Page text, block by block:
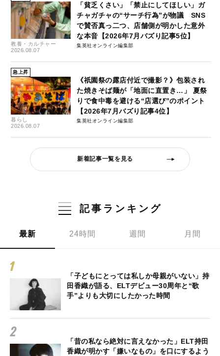
教養・カルチャー
2026.08.07
「貧乏くさい」「禁止にしてほしい」ガ
チャガチャの“サーチ行為”が物議 SNS
で賛否真っ二つ、店舗側が明かした意外
な本音【2026年7月バズり記事5位】
集英社オンライン編集部
急上昇
暮らし
2026.08.07
《祇園祭の露店付近で撮影？》包装され
た焼きそば麺が「地面に直置き…」 夏祭
りで食中毒を避ける“店選び”のポイント
【2026年7月バズり記事4位】
集英社オンライン編集部
新着記事一覧を見る
記事ランキング
最新 24時間 週間 月間
「子どもにとっては私しか母親がいない」持
田香織が語る、ELTデビュー30周年と“歌
手”よりも大切にしたかった時間
「昔の私なら絶対に言えなかった」ELT持田
香織が明かす「嫌いなもの」を口にするよう